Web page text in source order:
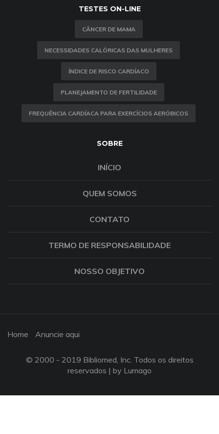
TESTES ON-LINE
CÂNCER DE MAMA
NECESSIDADES CALÓRICAS DAS MULHERES
ÍNDICE DE RISCO CARDÍACO
PLANEJAMENTO DE FERTILIDADE
FREQUÊNCIA CARDÍACA PARA EXERCÍCIOS AERÓBICOS
SOBRE
INÍCIO
QUEM SOMOS
CONTATO
TERMO DE RESPONSABILIDADE
NOSSO OBJETIVO
Home Anuncie aqui
© 2000 - 2019 Bibliomed, Inc. Todos os direitos
reservados | by Lumago